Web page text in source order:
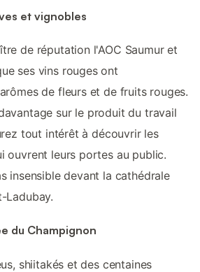
et vignobles
de réputation l'AOC Saumur et
ses vins rouges ont
de fleurs et de fruits rouges.
sur le produit du travail
tout intérêt à découvrir les
ouvrent leurs portes au public.
insensible devant la cathédrale
Ladubay.
du Champignon
shiitakés et des centaines